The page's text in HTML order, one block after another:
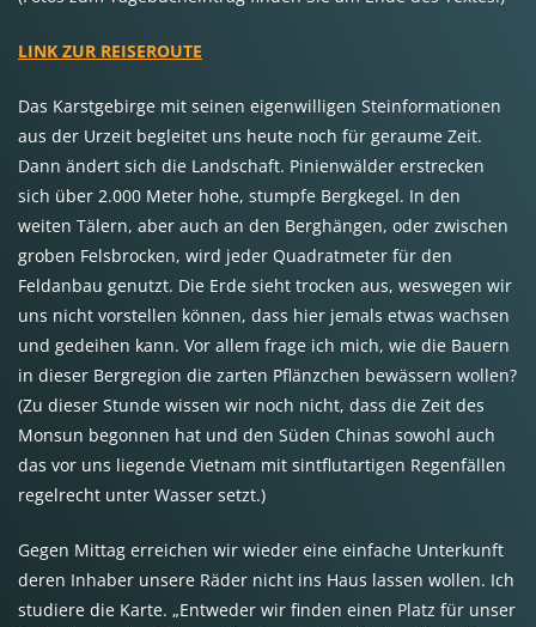
LINK ZUR REISEROUTE
Das Karstgebirge mit seinen eigenwilligen Steinformationen
aus der Urzeit begleitet uns heute noch für geraume Zeit.
Dann ändert sich die Landschaft. Pinienwälder erstrecken
sich über 2.000 Meter hohe, stumpfe Bergkegel. In den
weiten Tälern, aber auch an den Berghängen, oder zwischen
groben Felsbrocken, wird jeder Quadratmeter für den
Feldanbau genutzt. Die Erde sieht trocken aus, weswegen wir
uns nicht vorstellen können, dass hier jemals etwas wachsen
und gedeihen kann. Vor allem frage ich mich, wie die Bauern
in dieser Bergregion die zarten Pflänzchen bewässern wollen?
(Zu dieser Stunde wissen wir noch nicht, dass die Zeit des
Monsun begonnen hat und den Süden Chinas sowohl auch
das vor uns liegende Vietnam mit sintflutartigen Regenfällen
regelrecht unter Wasser setzt.)
Gegen Mittag erreichen wir wieder eine einfache Unterkunft
deren Inhaber unsere Räder nicht ins Haus lassen wollen. Ich
studiere die Karte. „Entweder wir finden einen Platz für unser